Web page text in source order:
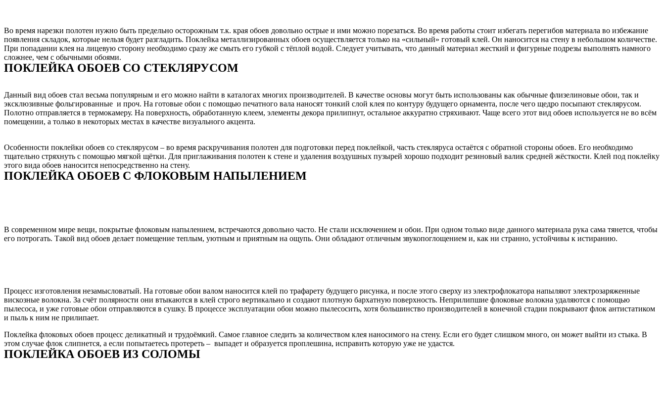
Во время нарезки полотен нужно быть предельно осторожным т.к. края обоев довольно острые и ими можно порезаться. Во время работы стоит избегать перегибов материала во избежание
появления складок, которые нельзя будет разгладить. Поклейка металлизированных обоев осуществляется только на «сильный» готовый клей. Он наносится на стену в небольшом количестве.
При попадании клея на лицевую сторону необходимо сразу же смыть его губкой с тёплой водой. Следует учитывать, что данный материал жесткий и фигурные подрезы выполнять намного
сложнее, чем с обычными обоями.
ПОКЛЕЙКА ОБОЕВ СО СТЕКЛЯРУСОМ
Данный вид обоев стал весьма популярным и его можно найти в каталогах многих производителей. В качестве основы могут быть использованы как обычные флизелиновые обои, так и
эксклюзивные фольгированные и проч. На готовые обои с помощью печатного вала наносят тонкий слой клея по контуру будущего орнамента, после чего щедро посыпают стеклярусом.
Полотно отправляется в термокамеру. На поверхность, обработанную клеем, элементы декора прилипнут, остальное аккуратно стряхивают. Чаще всего этот вид обоев используется не во всём
помещении, а только в некоторых местах в качестве визуального акцента.
Особенности поклейки обоев со стеклярусом – во время раскручивания полотен для подготовки перед поклейкой, часть стекляруса остаётся с обратной стороны обоев. Его необходимо
тщательно стряхнуть с помощью мягкой щётки. Для приглаживания полотен к стене и удаления воздушных пузырей хорошо подходит резиновый валик средней жёсткости. Клей под поклейку
этого вида обоев наносится непосредственно на стену.
ПОКЛЕЙКА ОБОЕВ С ФЛОКОВЫМ НАПЫЛЕНИЕМ
В современном мире вещи, покрытые флоковым напылением, встречаются довольно часто. Не стали исключением и обои. При одном только виде данного материала рука сама тянется, чтобы
его потрогать. Такой вид обоев делает помещение теплым, уютным и приятным на ощупь. Они обладают отличным звукопоглощением и, как ни странно, устойчивы к истиранию.
Процесс изготовления незамысловатый. На готовые обои валом наносится клей по трафарету будущего рисунка, и после этого сверху из электрофлокатора напыляют электрозаряженные
вискозные волокна. За счёт полярности они втыкаются в клей строго вертикально и создают плотную бархатную поверхность. Неприлипшие флоковые волокна удаляются с помощью
пылесоса, и уже готовые обои отправляются в сушку. В процессе эксплуатации обои можно пылесосить, хотя большинство производителей в конечной стадии покрывают флок антистатиком
и пыль к ним не прилипает.
Поклейка флоковых обоев процесс деликатный и трудоёмкий. Самое главное следить за количеством клея наносимого на стену. Если его будет слишком много, он может выйти из стыка. В
этом случае флок слипнется, а если попытаетесь протереть – выпадет и образуется проплешина, исправить которую уже не удастся.
ПОКЛЕЙКА ОБОЕВ ИЗ СОЛОМЫ